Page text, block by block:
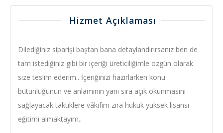
Hizmet Açıklaması
Dilediğiniz siparişi baştan bana detaylandırırsanız ben de
tam istediğiniz gibi bir içeriği üreticiliğimle özgün olarak
size teslim ederim.. İçeriğinizi hazırlarken konu
bütünlüğünün ve anlamının yanı sıra açık okunmasını
sağlayacak taktiklere vâkıfım zira hukuk yüksek lisansı
eğitimi almaktayım..